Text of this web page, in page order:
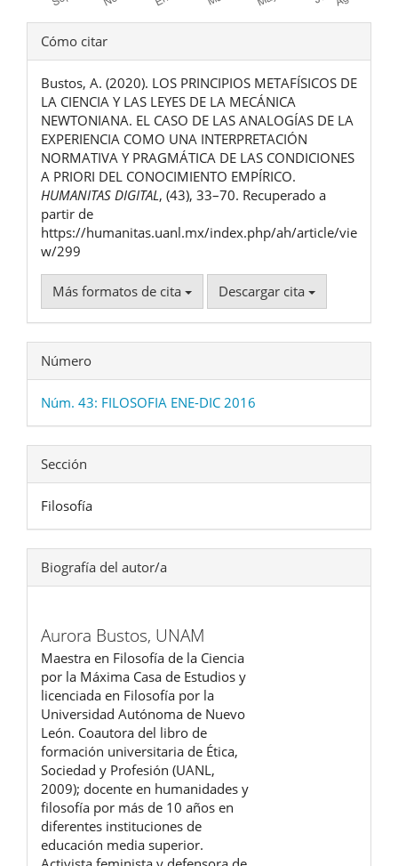
Detalles
del
artículo
Cómo citar
Bustos, A. (2020). LOS PRINCIPIOS METAFÍSICOS DE
LA CIENCIA Y LAS LEYES DE LA MECÁNICA
NEWTONIANA. EL CASO DE LAS ANALOGÍAS DE LA
EXPERIENCIA COMO UNA INTERPRETACIÓN
NORMATIVA Y PRAGMÁTICA DE LAS CONDICIONES
A PRIORI DEL CONOCIMIENTO EMPÍRICO.
HUMANITAS DIGITAL, (43), 33–70. Recuperado a
partir de
https://humanitas.uanl.mx/index.php/ah/article/vie
w/299
Más formatos de cita Descargar cita
Número
Núm. 43: FILOSOFIA ENE-DIC 2016
Sección
Filosofía
Biografía del autor/a
Aurora Bustos, UNAM
Maestra en Filosofía de la Ciencia
por la Máxima Casa de Estudios y
licenciada en Filosofía por la
Universidad Autónoma de Nuevo
León. Coautora del libro de
formación universitaria de Ética,
Sociedad y Profesión (UANL,
2009); docente en humanidades y
filosofía por más de 10 años en
diferentes instituciones de
educación media superior.